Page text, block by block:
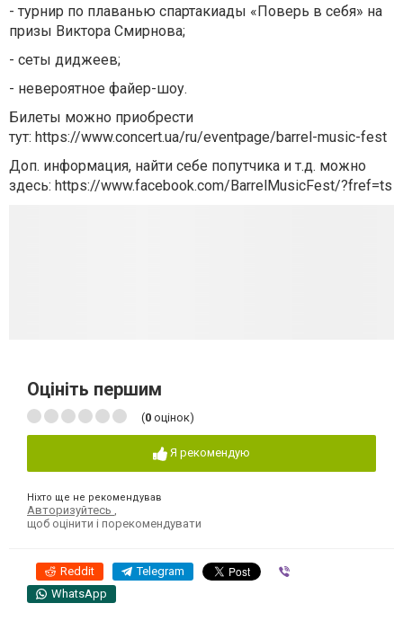
- турнир по плаванью спартакиады «Поверь в себя» на
призы Виктора Смирнова;
- сеты диджеев;
- невероятное файер-шоу.
Билеты можно приобрести
тут: https://www.concert.ua/ru/eventpage/barrel-music-fest
Доп. информация, найти себе попутчика и т.д. можно
здесь: https://www.facebook.com/BarrelMusicFest/?fref=ts
Оцініть першим
(0 оцінок)
Я рекомендую
Ніхто ще не рекомендував
Авторизуйтесь
щоб оцінити і порекомендувати
Reddit Telegram
WhatsApp